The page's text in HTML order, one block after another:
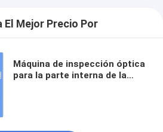
El Mejor Precio Por
Máquina de inspección óptica
para la parte interna de la